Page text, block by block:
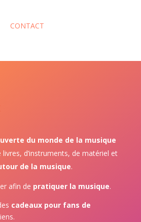
CONTACT
du monde de la musique
livres, d’instruments, de matériel et
de la musique.
afin de pratiquer la musique.
cadeaux pour fans de